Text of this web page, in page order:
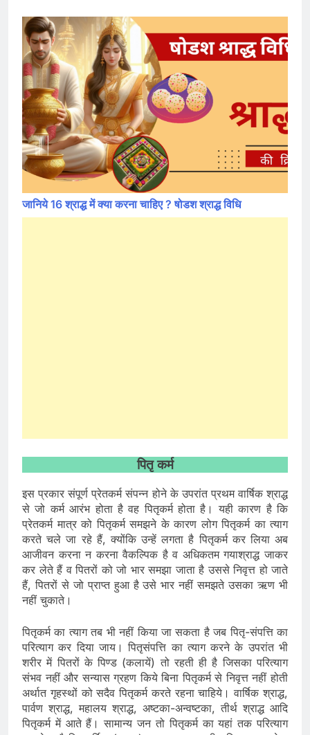
जानिये 16 श्राद्ध में क्या करना चाहिए ? षोडश श्राद्ध विधि
पितृ कर्म
इस प्रकार संपूर्ण प्रेतकर्म संपन्न होने के उपरांत प्रथम वार्षिक श्राद्ध
से जो कर्म आरंभ होता है वह पितृकर्म होता है। यही कारण है कि
प्रेतकर्म मात्र को पितृकर्म समझने के कारण लोग पितृकर्म का त्याग
करते चले जा रहे हैं, क्योंकि उन्हें लगता है पितृकर्म कर लिया अब
आजीवन करना न करना वैकल्पिक है व अधिकतम गयाश्राद्ध जाकर
कर लेते हैं व पितरों को जो भार समझा जाता है उससे निवृत्त हो जाते
हैं, पितरों से जो प्राप्त हुआ है उसे भार नहीं समझते उसका ऋण भी
नहीं चुकाते।
पितृकर्म का त्याग तब भी नहीं किया जा सकता है जब पितृ-संपत्ति का
परित्याग कर दिया जाय। पितृसंपत्ति का त्याग करने के उपरांत भी
शरीर में पितरों के पिण्ड (कलायें) तो रहती ही है जिसका परित्याग
संभव नहीं और सन्यास ग्रहण किये बिना पितृकर्म से निवृत्त नहीं होती
अर्थात गृहस्थों को सदैव पितृकर्म करते रहना चाहिये। वार्षिक श्राद्ध,
पार्वण श्राद्ध, महालय श्राद्ध, अष्टका-अन्वष्टका, तीर्थ श्राद्ध आदि
पितृकर्म में आते हैं। सामान्य जन तो पितृकर्म का यहां तक परित्याग